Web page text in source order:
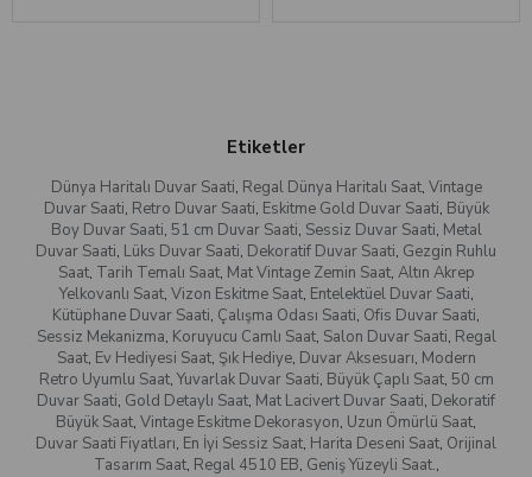
Etiketler
Dünya Haritalı Duvar Saati, Regal Dünya Haritalı Saat, Vintage
Duvar Saati, Retro Duvar Saati, Eskitme Gold Duvar Saati, Büyük
Boy Duvar Saati, 51 cm Duvar Saati, Sessiz Duvar Saati, Metal
Duvar Saati, Lüks Duvar Saati, Dekoratif Duvar Saati, Gezgin Ruhlu
Saat, Tarih Temalı Saat, Mat Vintage Zemin Saat, Altın Akrep
Yelkovanlı Saat, Vizon Eskitme Saat, Entelektüel Duvar Saati,
Kütüphane Duvar Saati, Çalışma Odası Saati, Ofis Duvar Saati,
Sessiz Mekanizma, Koruyucu Camlı Saat, Salon Duvar Saati, Regal
Saat, Ev Hediyesi Saat, Şık Hediye, Duvar Aksesuarı, Modern
Retro Uyumlu Saat,Yuvarlak Duvar Saati, Büyük Çaplı Saat, 50 cm
Duvar Saati, Gold Detaylı Saat, Mat Lacivert Duvar Saati, Dekoratif
Büyük Saat, Vintage Eskitme Dekorasyon, Uzun Ömürlü Saat,
Duvar Saati Fiyatları, En İyi Sessiz Saat, Harita Deseni Saat, Orijinal
Tasarım Saat, Regal 4510 EB, Geniş Yüzeyli Saat.,